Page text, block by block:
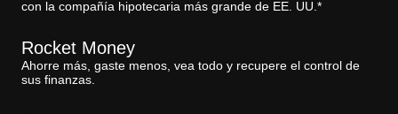
con la compañía hipotecaria más grande de EE. UU.*
Rocket Money
Ahorre más, gaste menos, vea todo y recupere el control de
sus finanzas.